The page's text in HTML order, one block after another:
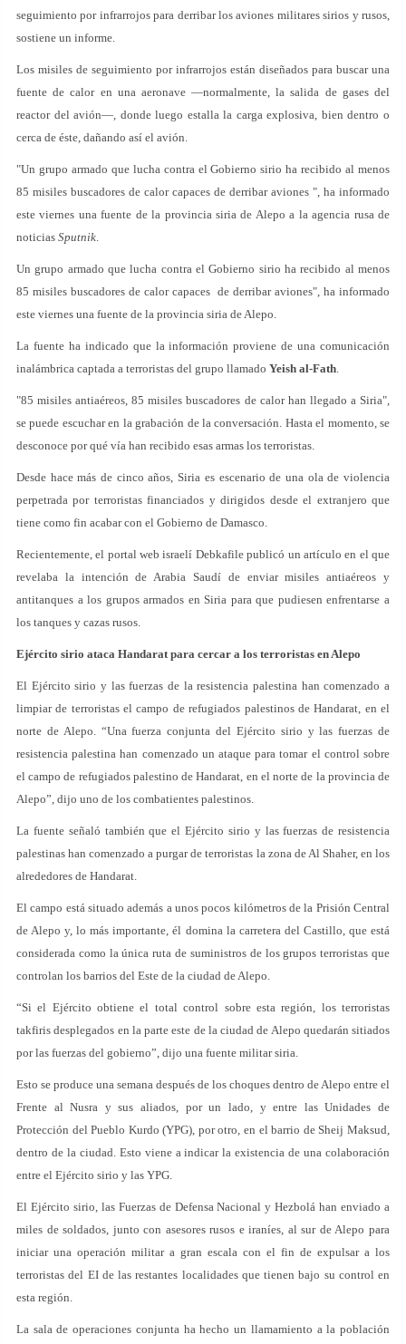
seguimiento por infrarrojos para derribar los aviones militares sirios y rusos,
sostiene un informe.
Los misiles de seguimiento por infrarrojos están diseñados para buscar una
fuente de calor en una aeronave —normalmente, la salida de gases del
reactor del avión—, donde luego estalla la carga explosiva, bien dentro o
cerca de éste, dañando así el avión.
"Un grupo armado que lucha contra el Gobierno sirio ha recibido al menos
85 misiles buscadores de calor capaces de derribar aviones ", ha informado
este viernes una fuente de la provincia siria de Alepo a la agencia rusa de
noticias Sputnik.
Un grupo armado que lucha contra el Gobierno sirio ha recibido al menos
85 misiles buscadores de calor capaces de derribar aviones", ha informado
este viernes una fuente de la provincia siria de Alepo.
La fuente ha indicado que la información proviene de una comunicación
inalámbrica captada a terroristas del grupo llamado Yeish al-Fath.
"85 misiles antiaéreos, 85 misiles buscadores de calor han llegado a Siria",
se puede escuchar en la grabación de la conversación. Hasta el momento, se
desconoce por qué vía han recibido esas armas los terroristas.
Desde hace más de cinco años, Siria es escenario de una ola de violencia
perpetrada por terroristas financiados y dirigidos desde el extranjero que
tiene como fin acabar con el Gobierno de Damasco.
Recientemente, el portal web israelí Debkafile publicó un artículo en el que
revelaba la intención de Arabia Saudí de enviar misiles antiaéreos y
antitanques a los grupos armados en Siria para que pudiesen enfrentarse a
los tanques y cazas rusos.
Ejército sirio ataca Handarat para cercar a los terroristas en Alepo
El Ejército sirio y las fuerzas de la resistencia palestina han comenzado a
limpiar de terroristas el campo de refugiados palestinos de Handarat, en el
norte de Alepo. “Una fuerza conjunta del Ejército sirio y las fuerzas de
resistencia palestina han comenzado un ataque para tomar el control sobre
el campo de refugiados palestino de Handarat, en el norte de la provincia de
Alepo”, dijo uno de los combatientes palestinos.
La fuente señaló también que el Ejército sirio y las fuerzas de resistencia
palestinas han comenzado a purgar de terroristas la zona de Al Shaher, en los
alrededores de Handarat.
El campo está situado además a unos pocos kilómetros de la Prisión Central
de Alepo y, lo más importante, él domina la carretera del Castillo, que está
considerada como la única ruta de suministros de los grupos terroristas que
controlan los barrios del Este de la ciudad de Alepo.
“Si el Ejército obtiene el total control sobre esta región, los terroristas
takfiris desplegados en la parte este de la ciudad de Alepo quedarán sitiados
por las fuerzas del gobierno”, dijo una fuente militar siria.
Esto se produce una semana después de los choques dentro de Alepo entre el
Frente al Nusra y sus aliados, por un lado, y entre las Unidades de
Protección del Pueblo Kurdo (YPG), por otro, en el barrio de Sheij Maksud,
dentro de la ciudad. Esto viene a indicar la existencia de una colaboración
entre el Ejército sirio y las YPG.
El Ejército sirio, las Fuerzas de Defensa Nacional y Hezbolá han enviado a
miles de soldados, junto con asesores rusos e iraníes, al sur de Alepo para
iniciar una operación militar a gran escala con el fin de expulsar a los
terroristas del EI de las restantes localidades que tienen bajo su control en
esta región.
La sala de operaciones conjunta ha hecho un llamamiento a la población